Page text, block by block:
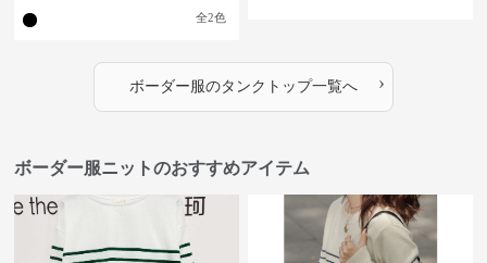
全2色
ボーダー服のタンクトップ一覧へ ›
ボーダー服ニットのおすすめアイテム